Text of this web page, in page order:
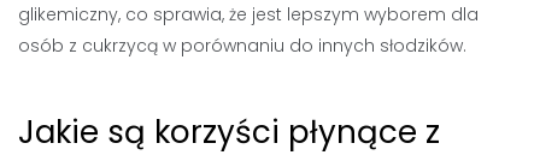
glikemiczny, co sprawia, że jest lepszym wyborem dla
osób z cukrzycą w porównaniu do innych słodzików.
Jakie są korzyści płynące z